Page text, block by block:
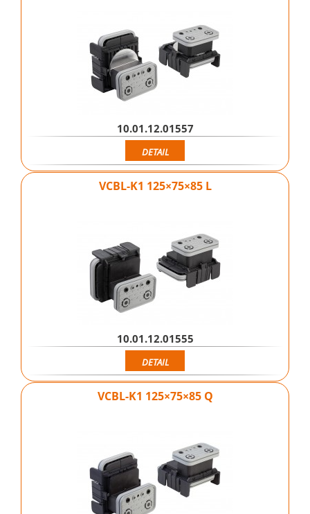
10.01.12.01557
DETAIL
VCBL-K1 125×75×85 L
10.01.12.01555
DETAIL
VCBL-K1 125×75×85 Q